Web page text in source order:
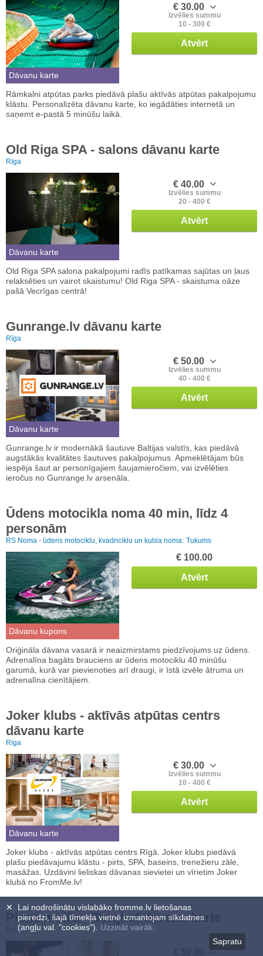
Dāvanu karte
€ 30.00
Izvēlies summu
10 - 300 €
Atvērt
Rāmkalni atpūtas parks piedāvā plašu aktīvās atpūtas pakalpojumu
klāstu. Personalizēta dāvanu karte, ko iegādāties internetā un
saņemt e-pastā 5 minūšu laikā.
Old Riga SPA - salons dāvanu karte
Rīga
Dāvanu karte
€ 40.00
Izvēlies summu
20 - 400 €
Atvērt
Old Riga SPA salona pakalpojumi radīs patīkamas sajūtas un ļaus
relaksēties un vairot skaistumu! Old Riga SPA - skaistuma oāze
pašā Vecrīgas centrā!
Gunrange.lv dāvanu karte
Rīga
Dāvanu karte
€ 50.00
Izvēlies summu
40 - 400 €
Atvērt
Gunrange.lv ir modernākā šautuve Baltijas valstīs, kas piedāvā
augstākās kvalitātes šautuves pakalpojumus. Apmeklētājam būs
iespēja šaut ar personīgajiem šaujamieročiem, vai izvēlēties
ieročus no Gunrange.lv arsenāla.
Ūdens motocikla noma 40 min, līdz 4
personām
RS Noma - ūdens motociklu, kvadriciklu un kubla noma: Tukums
Dāvanu kupons
€ 100.00
Atvērt
Oriģināla dāvana vasarā ir neaizmirstams piedzīvojums uz ūdens.
Adrenalīna bagāts brauciens ar ūdens motociklu 40 minūšu
garumā, kurā var pievienoties arī draugi, ir īstā izvēle ātruma un
adrenalīna cienītājiem.
Joker klubs - aktīvās atpūtas centrs
dāvanu karte
Rīga
Dāvanu karte
€ 30.00
Izvēlies summu
10 - 400 €
Atvērt
Joker klubs - aktīvās atpūtas centrs Rīgā. Joker klubs piedāvā
plašu piedāvajumu klāstu - pirts, SPA, baseins, trenežieru zāle,
masāžas. Uzdāvini lieliskas dāvanas sievietei un vīrietim Joker
klubā no FromMe.lv!
Piena muiža - Berghof dāvanu karte
Kurzeme
Lai nodrošinātu vislabāko fromme.lv lietošanas
pieredzi, šajā tīmekļa vietnē izmantojam sīkdatnes
(angļu val. "cookies"). Uzzināt vairāk.
Sapratu
✕